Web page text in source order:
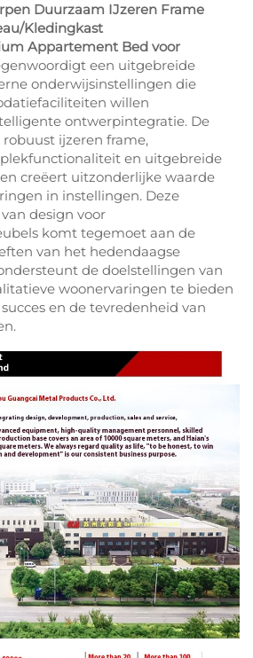
Duurzaam IJzeren Frame
Kledingkast
Appartement Bed voor
een uitgebreide
onderwijsinstellingen die
willen
ontwerpintegratie. De
ijzeren frame,
en uitgebreide
creëert uitzonderlijke waarde
in instellingen. Deze
design voor
komt tegemoet aan de
van het hedendaagse
de doelstellingen van
woonervaringen te bieden
en de tevredenheid van